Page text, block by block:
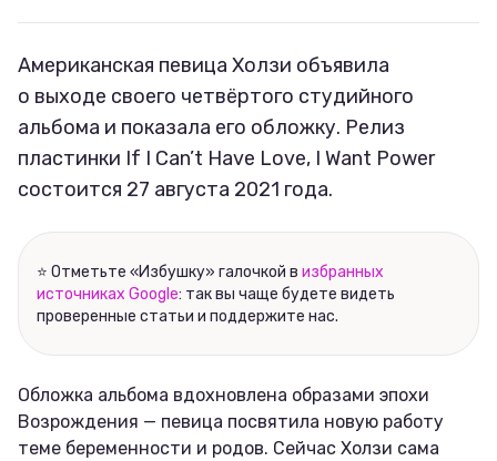
Ваши истории
Соцсети
Американская певица Холзи объявила
о выходе своего четвёртого студийного
альбома и показала его обложку. Релиз
пластинки If I Can’t Have Love, I Want Power
состоится 27 августа 2021 года.
⭐ Отметьте «Избушку» галочкой в избранных
источниках Google: так вы чаще будете видеть
проверенные статьи и поддержите нас.
Обложка альбома вдохновлена образами эпохи
Возрождения — певица посвятила новую работу
теме беременности и родов. Сейчас Холзи сама